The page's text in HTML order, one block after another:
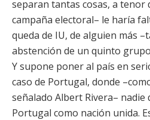
separan tantas cosas, a tenor
campaña electoral– le haría
queda de IU, de alguien más
abstención de un quinto
Y supone poner al país en
caso de Portugal, donde
señalado Albert Rivera– nadie
Portugal como nación unida.